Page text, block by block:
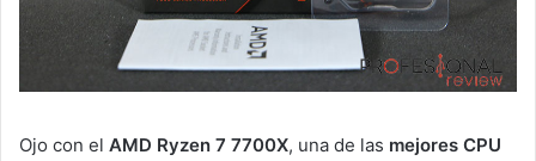
Ojo con el AMD Ryzen 7 7700X, una de las mejores CPU